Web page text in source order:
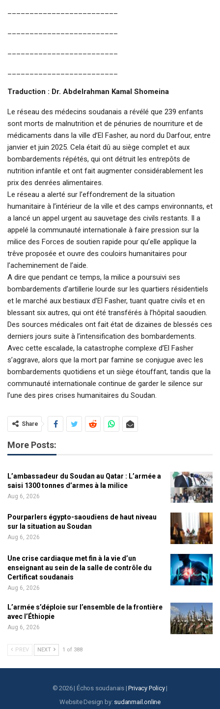
Traduction : Dr. Abdelrahman Kamal Shomeina
Le réseau des médecins soudanais a révélé que 239 enfants
sont morts de malnutrition et de pénuries de nourriture et de
médicaments dans la ville d’El Fasher, au nord du Darfour, entre
janvier et juin 2025. Cela était dû au siège complet et aux
bombardements répétés, qui ont détruit les entrepôts de
nutrition infantile et ont fait augmenter considérablement les
prix des denrées alimentaires.
Le réseau a alerté sur l’effondrement de la situation
humanitaire à l’intérieur de la ville et des camps environnants, et
a lancé un appel urgent au sauvetage des civils restants. Il a
appelé la communauté internationale à faire pression sur la
milice des Forces de soutien rapide pour qu’elle applique la
trêve proposée et ouvre des couloirs humanitaires pour
l’acheminement de l’aide.
A dire que pendant ce temps, la milice a poursuivi ses
bombardements d’artillerie lourde sur les quartiers résidentiels
et le marché aux bestiaux d’El Fasher, tuant quatre civils et en
blessant six autres, qui ont été transférés à l’hôpital saoudien.
Des sources médicales ont fait état de dizaines de blessés ces
derniers jours suite à l’intensification des bombardements.
Avec cette escalade, la catastrophe complexe d’El Fasher
s’aggrave, alors que la mort par famine se conjugue avec les
bombardements quotidiens et un siège étouffant, tandis que la
communauté internationale continue de garder le silence sur
l’une des pires crises humanitaires du Soudan.
Share
More Posts:
L’ambassadeur du Soudan au Qatar : L’armée a
saisi 1300 tonnes d’armes à la milice
Aug 6, 2026
Pourparlers égypto-saoudiens de haut niveau
sur la situation au Soudan
Aug 6, 2026
Une crise cardiaque met fin à la vie d’un
enseignant au sein de la salle de contrôle du
Certificat soudanais
Aug 6, 2026
L’armée s’déploie sur l’ensemble de la frontière
avec l’Éthiopie
Aug 6, 2026
PREV NEXT 1 of 388
© 2026 | Échos soudanais |Privacy Policy|
Website Design by: sudanmail.online